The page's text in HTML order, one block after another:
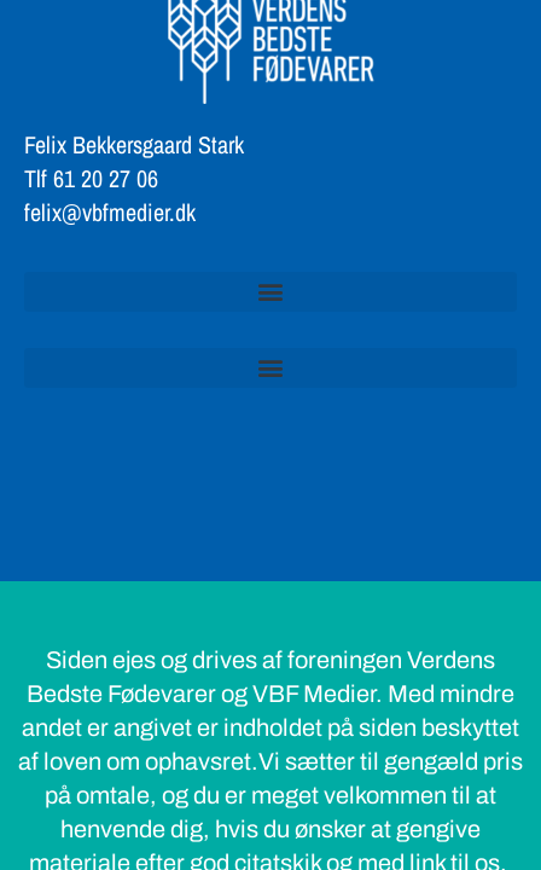
Felix Bekkersgaard Stark
Tlf 61 20 27 06
felix@vbfmedier.dk
Siden ejes og drives af foreningen Verdens
Bedste Fødevarer og VBF Medier. Med mindre
andet er angivet er indholdet på siden beskyttet
af loven om ophavsret.Vi sætter til gengæld pris
på omtale, og du er meget velkommen til at
henvende dig, hvis du ønsker at gengive
materiale efter god citatskik og med link til os.